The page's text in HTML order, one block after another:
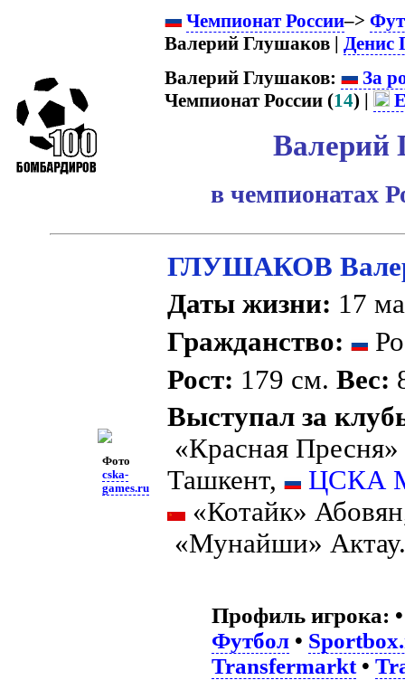
Чемпионат России–>
Валерий Глушаков | Денис
Валерий Глушаков:
За
Чемпионат России (14) |
Валерий
в чемпионатах
Фото
cska-
games.ru
ГЛУШАКОВ
Даты жизни: 17
Гражданство:
Рост: 179 см. Вес:
Выступал за
«Красная
Ташкент,
ЦСКА
«Котайк»
«Мунайши» Актау.
Профиль игрока:
Футбол •
Transfermarkt•